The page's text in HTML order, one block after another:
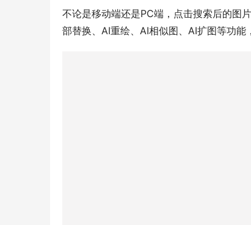
不论是移动端还是PC端，点击搜索后的图
部替换、AI重绘、AI相似图、AI扩图等功能